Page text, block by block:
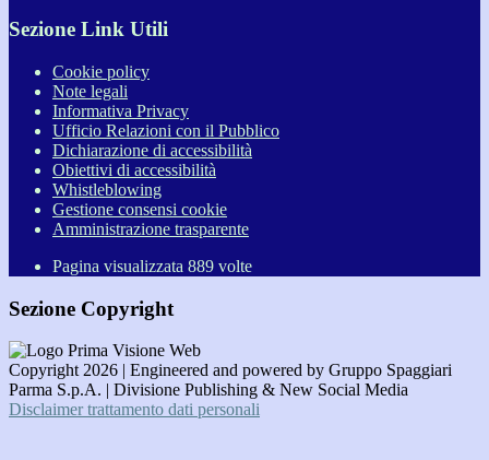
Sezione Link Utili
Cookie policy
Note legali
Informativa Privacy
Ufficio Relazioni con il Pubblico
Dichiarazione di accessibilità
Obiettivi di accessibilità
Whistleblowing
Gestione consensi cookie
Amministrazione trasparente
Pagina visualizzata 889 volte
Sezione Copyright
Copyright 2026 | Engineered and powered by Gruppo Spaggiari
Parma S.p.A. | Divisione Publishing & New Social Media
Disclaimer trattamento dati personali